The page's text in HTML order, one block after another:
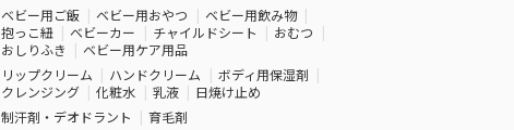
ベビー用ご飯 ベビー用おやつ
ベビー用飲み物
抱っこ紐
ベビーカー チャイルドシート
おむつ
おしりふき
ベビー用ケア用品
リップクリーム ハンドクリーム
ボディ用保湿剤
クレンジング
化粧水 乳液
日焼け止め
制汗剤・デオドラント
育毛剤